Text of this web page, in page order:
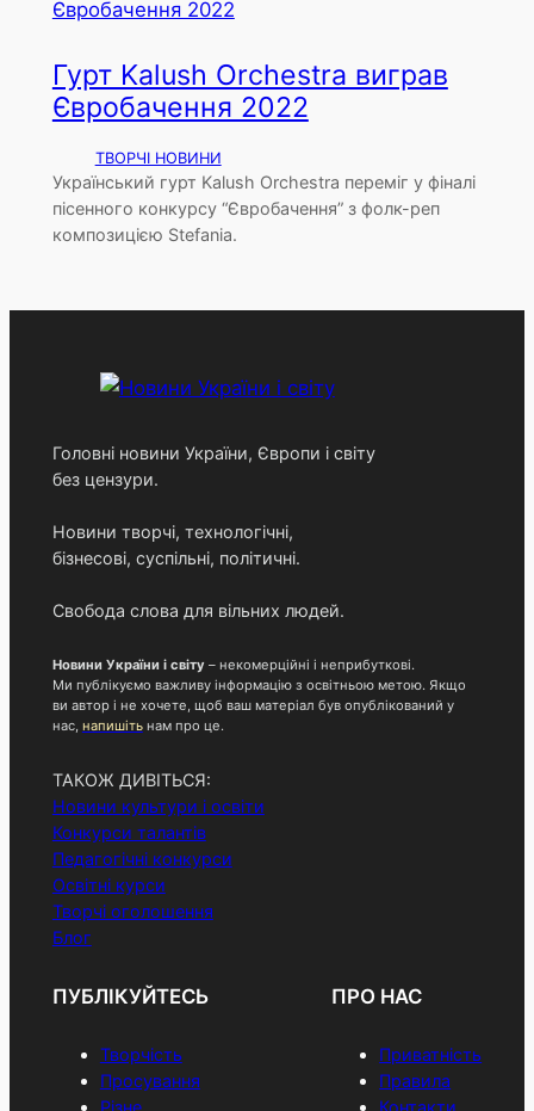
Гурт Kalush Orchestra виграв
Євробачення 2022
ТВОРЧІ НОВИНИ
Український гурт Kalush Orchestra переміг у фіналі
пісенного конкурсу “Євробачення” з фолк-реп
композицією Stefania.
Головні новини України, Європи і світу
без цензури.
Новини творчі, технологічні,
бізнесові, суспільні, політичні.
Свобода слова для вільних людей.
Новини України і світу– некомерційні і неприбуткові.
Ми публікуємо важливу інформацію з освітньою метою. Якщо
ви автор і не хочете, щоб ваш матеріал був опублікований у
нас, напишітьнам про це.
ТАКОЖ ДИВІТЬСЯ:
Новини культури і освіти
Конкурси талантів
Педагогічні конкурси
Освітні курси
Творчі оголошення
Блог
ПУБЛІКУЙТЕСЬ
Творчість
Просування
ПРО НАС
Приватність
Правила